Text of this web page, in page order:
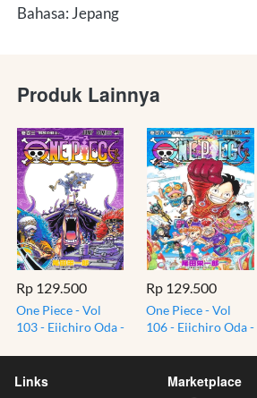
Bahasa: Jepang
Produk Lainnya
Rp 129.500
One Piece - Vol
103 - Eiichiro Oda -
Import
Rp 129.500
One Piece - Vol
106 - Eiichiro Oda -
Import
Links Marketplace